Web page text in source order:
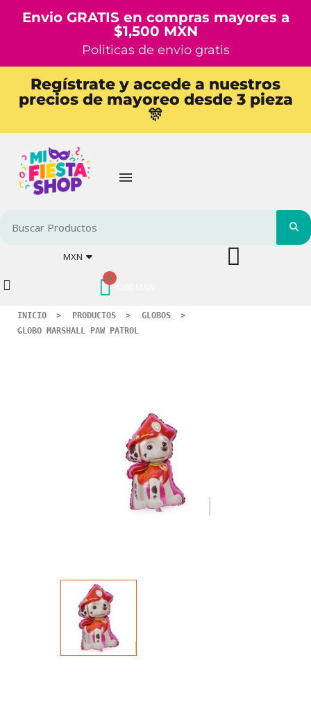
Envio GRATIS en compras mayores a
$1,500 MXN
Politicas de envio gratis
Regístrate y accede a nuestros
precios de mayoreo desde 3 pieza
🎊
MXN
INICIO PRODUCTOS
GLOBOS
GLOBO MARSHALL PAW PATROL